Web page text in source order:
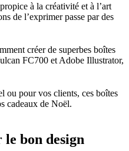
à la créativité et à l’art
de l’exprimer passe par des
créer de superbes boîtes
FC700 et Adobe Illustrator,
ou pour vos clients, ces boîtes
cadeaux de Noël.
bon design